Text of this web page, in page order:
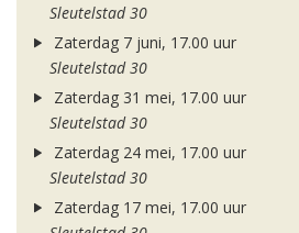
Sleutelstad 30
Zaterdag 7 juni, 17.00 uur
Sleutelstad 30
Zaterdag 31 mei, 17.00 uur
Sleutelstad 30
Zaterdag 24 mei, 17.00 uur
Sleutelstad 30
Zaterdag 17 mei, 17.00 uur